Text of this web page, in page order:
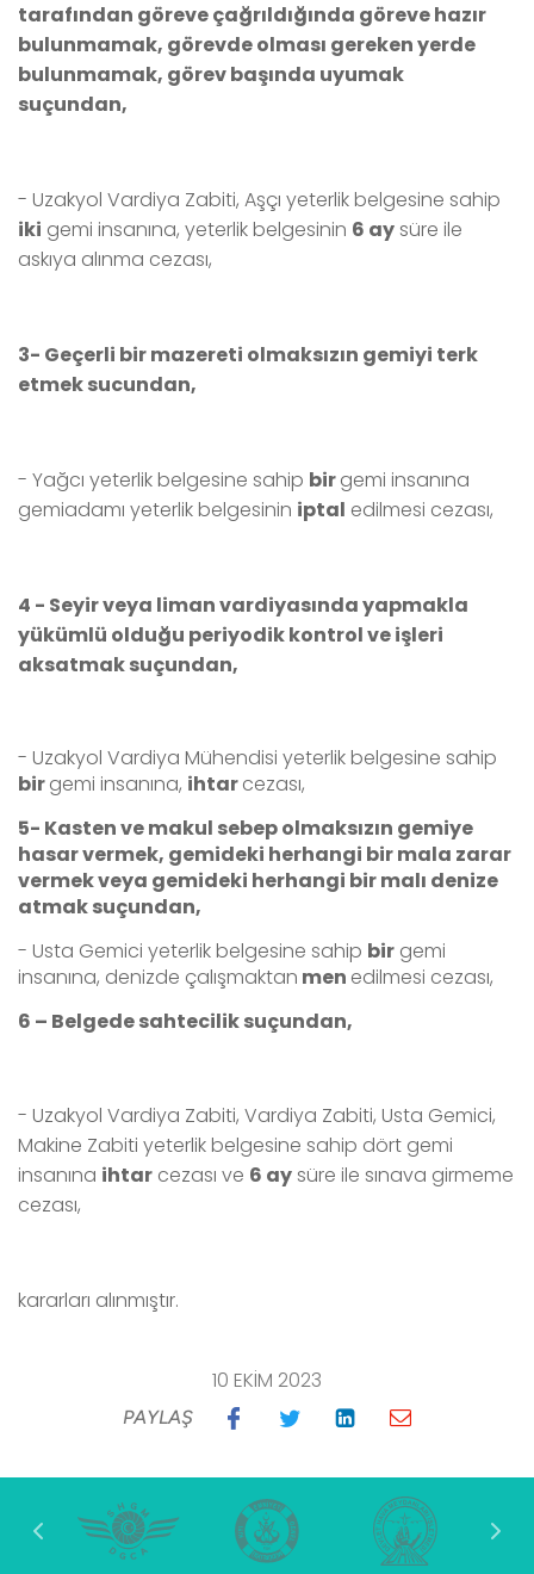
tarafından göreve çağrıldığında göreve hazır
bulunmamak, görevde olması gereken yerde
bulunmamak, görev başında uyumak
suçundan,
- Uzakyol Vardiya Zabiti, Aşçı yeterlik belgesine sahip
iki gemi insanına, yeterlik belgesinin 6 aysüre ile
askıya alınma cezası,
3- Geçerli bir mazereti olmaksızın gemiyi terk
etmek sucundan,
- Yağcı yeterlik belgesine sahip birgemi insanına
gemiadamı yeterlik belgesinin iptal edilmesi cezası,
4 - Seyir veya liman vardiyasında yapmakla
yükümlü olduğu periyodik kontrol ve işleri
aksatmak suçundan,
- Uzakyol Vardiya Mühendisi yeterlik belgesine sahip
birgemi insanına, ihtarcezası,
5- Kasten ve makul sebep olmaksızın gemiye
hasar vermek, gemideki herhangi bir mala zarar
vermek veya gemideki herhangi bir malı denize
atmak suçundan,
- Usta Gemici yeterlik belgesine sahip bir gemi
insanına, denizde çalışmaktan men edilmesi cezası,
6 – Belgede sahtecilik suçundan,
- Uzakyol Vardiya Zabiti, Vardiya Zabiti, Usta Gemici,
Makine Zabiti yeterlik belgesine sahip dört gemi
insanına ihtar cezası ve 6 aysüre ile sınava girmeme
cezası,
kararları alınmıştır.
10 EKIM 2023
PAYLAŞ